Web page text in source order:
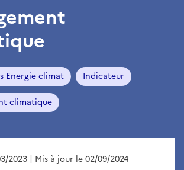
Energie climat Indicateur
climatique
2023 | Mis à jour le 02/09/2024